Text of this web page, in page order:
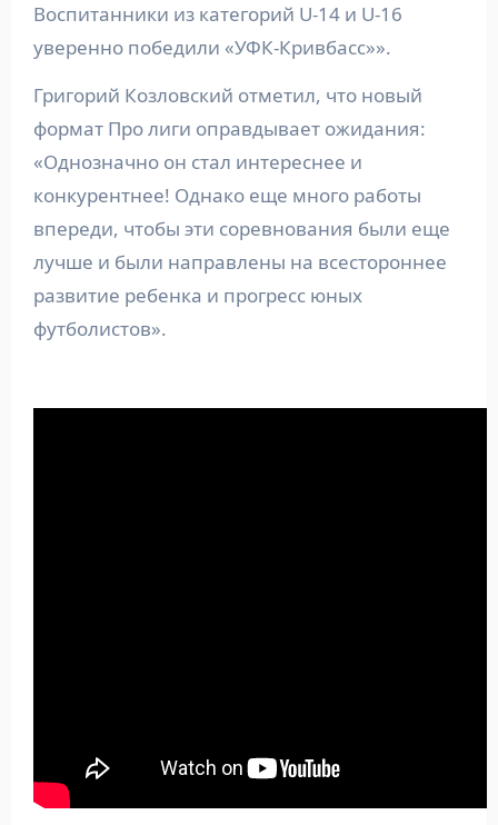
Воспитанники из категорий U-14 и U-16
уверенно победили «УФК-Кривбасс»».
Григорий Козловский отметил, что новый
формат Про лиги оправдывает ожидания:
«Однозначно он стал интереснее и
конкурентнее! Однако еще много работы
впереди, чтобы эти соревнования были еще
лучше и были направлены на всестороннее
развитие ребенка и прогресс юных
футболистов».